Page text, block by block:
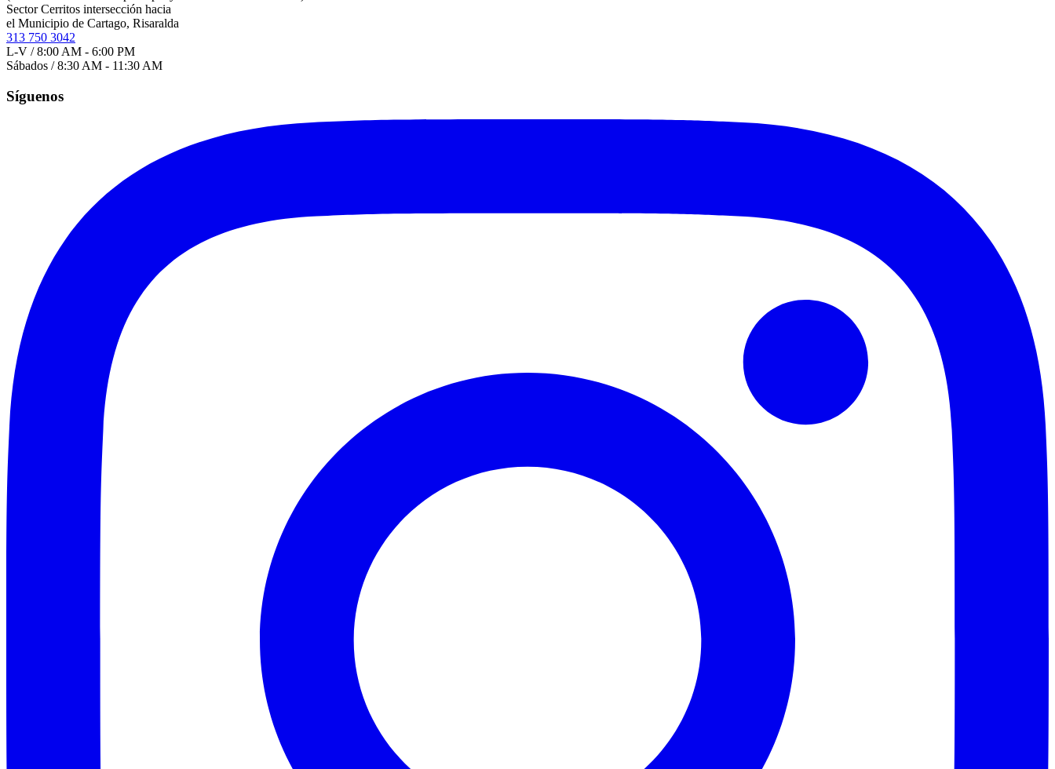
Sector Cerritos intersección hacia
el Municipio de Cartago, Risaralda
313 750 3042
L-V / 8:00 AM - 6:00 PM
Sábados / 8:30 AM - 11:30 AM
Síguenos